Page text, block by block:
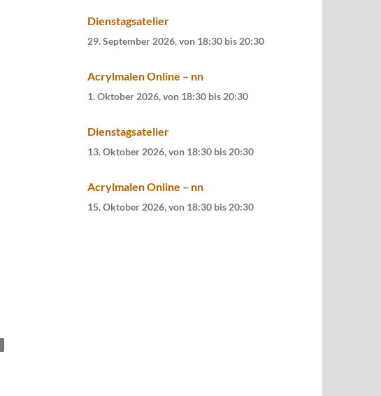
Dienstagsatelier
29. September 2026, von 18:30 bis 20:30
Acrylmalen Online – nn
1. Oktober 2026, von 18:30 bis 20:30
Dienstagsatelier
13. Oktober 2026, von 18:30 bis 20:30
Acrylmalen Online – nn
15. Oktober 2026, von 18:30 bis 20:30